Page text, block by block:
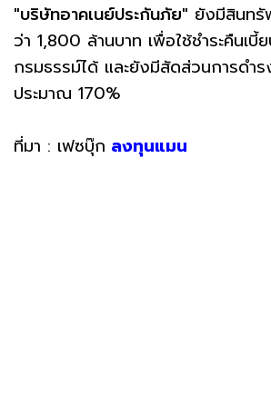
"บริษัทอาคเนย์ประกันภัย" ยังมีสินทรั
ว่า 1,800 ล้านบาท เพื่อใช้ชำระคืนเบี้
กรมธรรม์ได้ และยังมีสัดส่วนการดำ
ประมาณ 170%
ที่มา : เฟซบุ๊ก ลงทุนแมน